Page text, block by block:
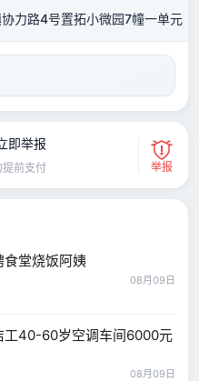
力路4号置拓小微园7幢一单元
即举报
前支付 举报
食堂烧饭阿姨
08月09日
工40-60岁空调车间6000元
08月09日